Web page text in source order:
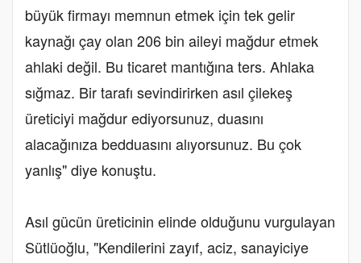
büyük firmayı memnun etmek için tek gelir
kaynağı çay olan 206 bin aileyi mağdur etmek
ahlaki değil. Bu ticaret mantığına ters. Ahlaka
sığmaz. Bir tarafı sevindirirken asıl çilekeş
üreticiyi mağdur ediyorsunuz, duasını
alacağınıza bedduasını alıyorsunuz. Bu çok
yanlış" diye konuştu.
Asıl gücün üreticinin elinde olduğunu vurgulayan
Sütlüoğlu, "Kendilerini zayıf, aciz, sanayiciye